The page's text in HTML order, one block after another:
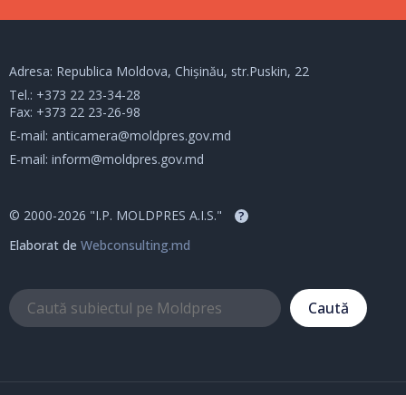
Adresa: Republica Moldova, Chișinău, str.Puskin, 22
Tel.: +373 22 23-34-28
Fax: +373 22 23-26-98
E-mail: anticamera@moldpres.gov.md
E-mail: inform@moldpres.gov.md
© 2000-2026 "I.P. MOLDPRES A.I.S." ?
Elaborat de Webconsulting.md
Caută